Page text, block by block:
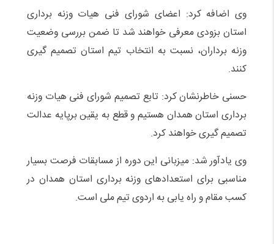
وی اضافه کرد: اعضای شورای فنی هیات وزنه برداری
استان بزودی معرفی خواهند شد تا ضمن بررسی وضعیت
وزنه برداران، نسبت به انتخاب تیم استان تصمیم گیری
کنند.
حسنی خاطرنشان کرد: تابع تصمیم شورای فنی هیات وزنه
برداری استان همدان هستیم و قطع به یقین برپایه عدالت
تصمیم گیری خواهند کرد.
وی یادآور شد: میزبانی این دوره از مسابقات فرصت بسیار
مناسبی برای استعدادهای وزنه برداری استان همدان در
کسب مقام و راه یابی به اردوی تیم ملی است.